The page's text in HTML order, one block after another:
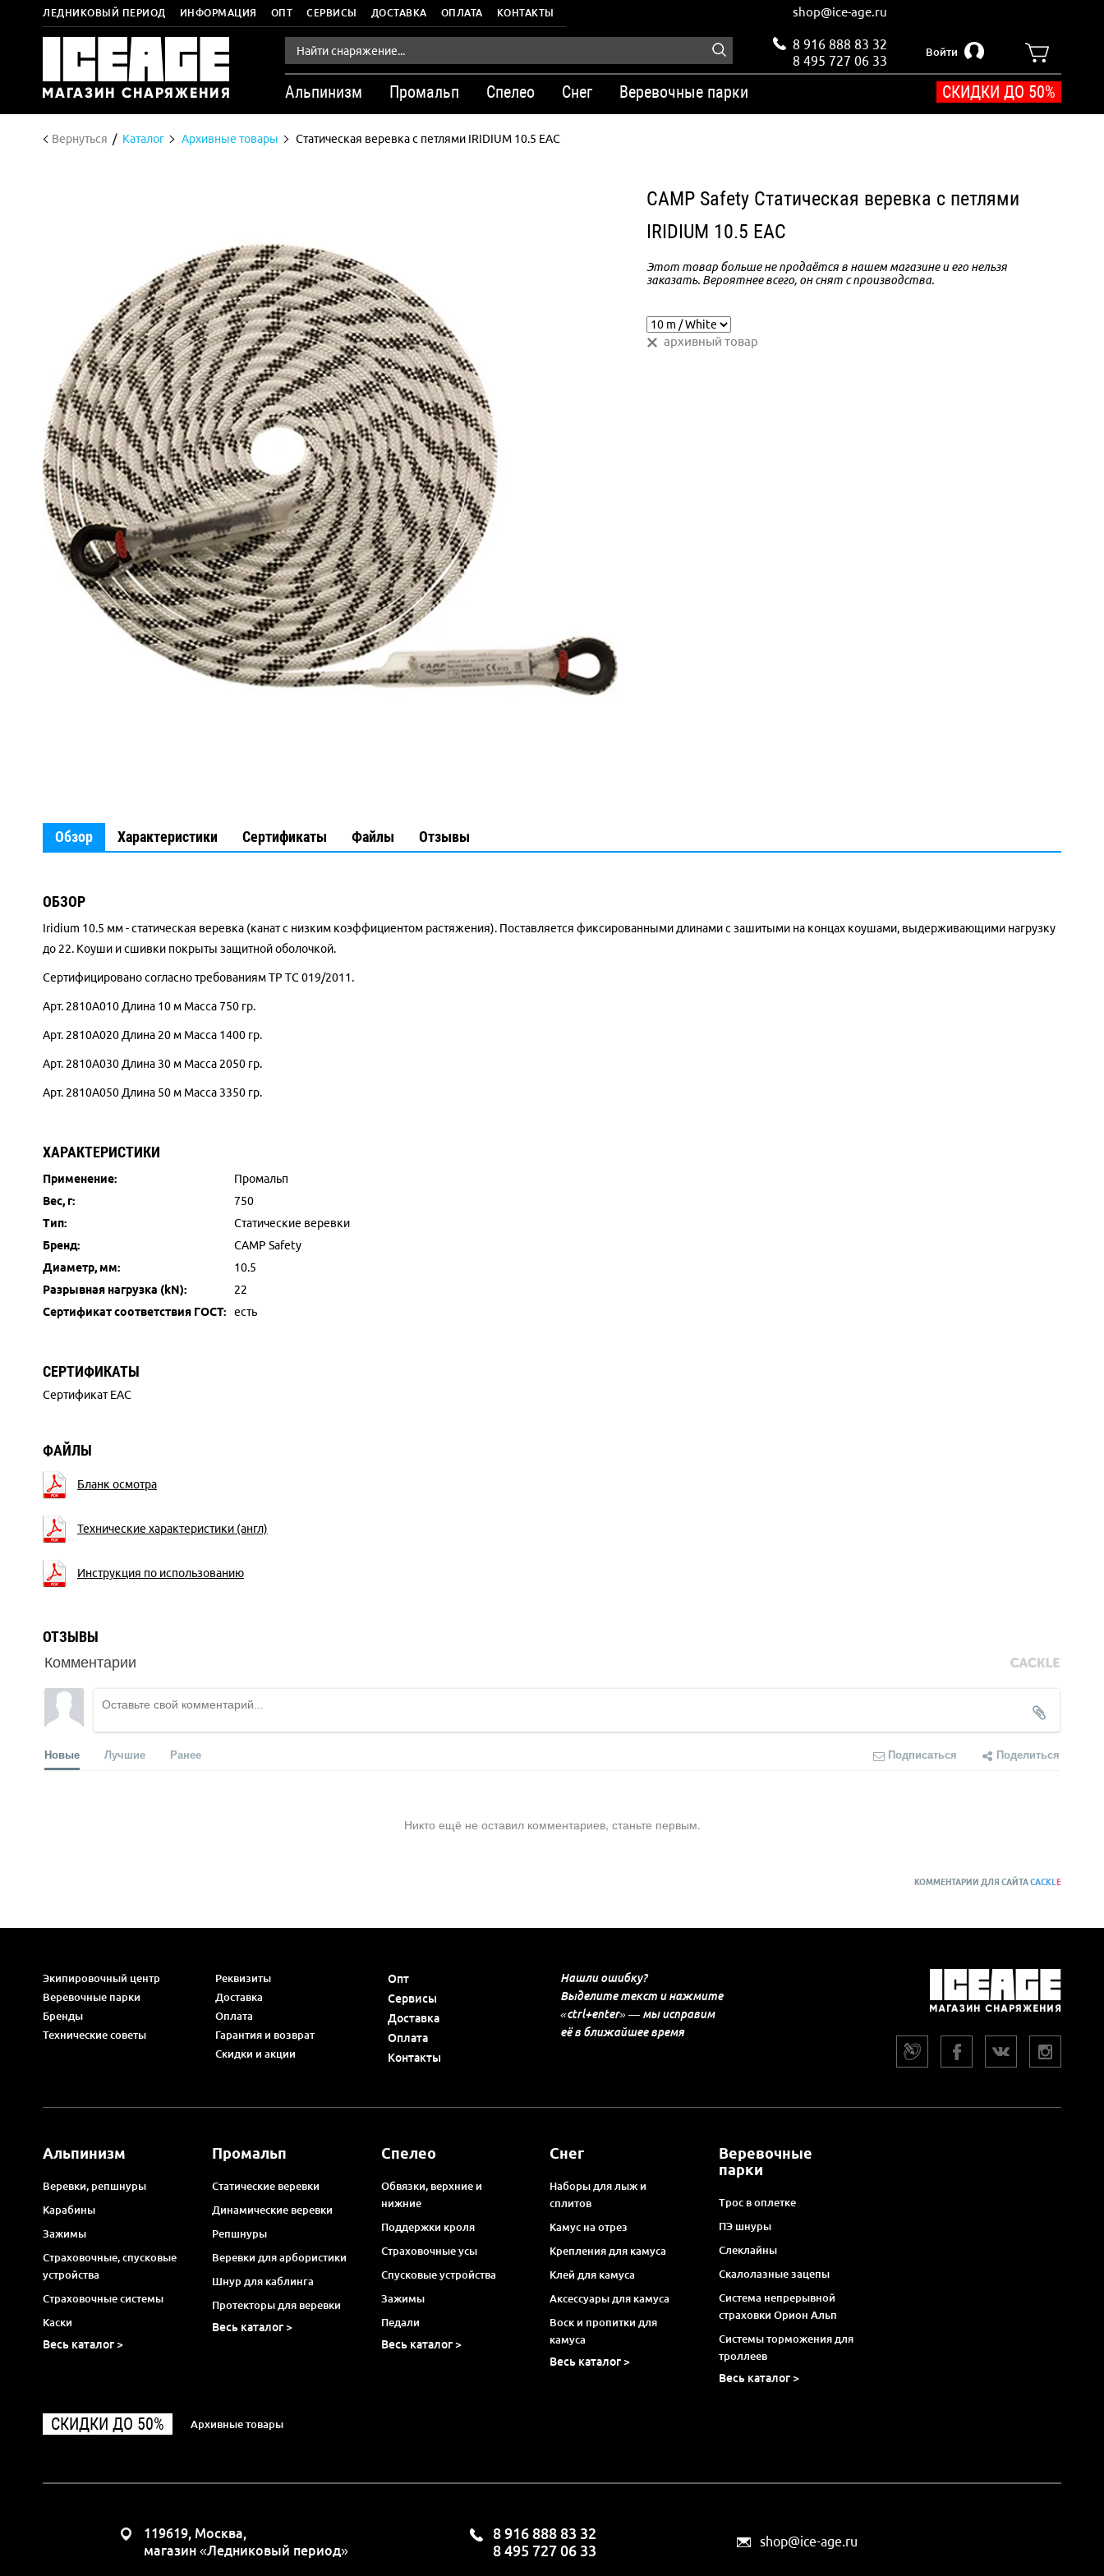
ЛЕДНИКОВЫЙ ПЕРИОД ИНФОРМАЦИЯ ОПТ СЕРВИСЫ ДОСТАВКА ОПЛАТА КОНТАКТЫ shop@ice-age.ru
8 916 888 83 32
8 495 727 06 33
Войти
Альпинизм Промальп Спелео Снег Веревочные парки СКИДКИ ДО 50%
Вернуться Каталог Архивные товары Статическая веревка с петлями IRIDIUM 10.5 EAC
CAMP Safety Статическая веревка с петлями
IRIDIUM 10.5 EAC
Этот товар больше не продаётся в нашем магазине и его нельзя
заказать. Вероятнее всего, он снят с производства.
архивный товар
Обзор Характеристики Сертификаты Файлы Отзывы
ОБЗОР
Iridium 10.5 мм - статическая веревка (канат с низким коэффициентом растяжения). Поставляется фиксированными длинами с зашитыми на концах коушами, выдерживающими нагрузку
до 22. Коуши и сшивки покрыты защитной оболочкой.
Сертифицировано согласно требованиям ТР ТС 019/2011.
Арт. 2810A010 Длина 10 м Масса 750 гр.
Арт. 2810A020 Длина 20 м Масса 1400 гр.
Арт. 2810A030 Длина 30 м Масса 2050 гр.
Арт. 2810A050 Длина 50 м Масса 3350 гр.
ХАРАКТЕРИСТИКИ
Применение:
Промальп
Вес, г:
750
Тип:
Статические веревки
Бренд:
CAMP Safety
Диаметр, мм:
10.5
Разрывная нагрузка (kN):
22
Сертификат соответствия ГОСТ:
есть
СЕРТИФИКАТЫ
Сертификат EAC
ФАЙЛЫ
Бланк осмотра
Технические характеристики (англ)
Инструкция по использованию
ОТЗЫВЫ
Комментарии
Новые Лучшие Ранее Подписаться Поделиться
Никто ещё не оставил комментариев, станьте первым.
КОММЕНТАРИИ ДЛЯ САЙТАCACKL E
Экипировочный центр
Веревочные парки
Бренды
Технические советы
Реквизиты
Доставка
Оплата
Гарантия и возврат
Скидки и акции
Опт
Сервисы
Доставка
Оплата
Контакты
Нашли ошибку?
Выделите текст и нажмите
«ctrl+enter» — мы исправим
её в ближайшее время
Альпинизм
Веревки, репшнуры
Карабины
Зажимы
Страховочные, спусковые
устройства
Страховочные системы
Каски
Весь каталог >
Промальп
Статические веревки
Динамические веревки
Репшнуры
Веревки для арбористики
Шнур для каблинга
Протекторы для веревки
Весь каталог >
Спелео
Обвязки, верхние и
нижние
Поддержки кроля
Страховочные усы
Спусковые устройства
Зажимы
Педали
Весь каталог >
Снег
Наборы для лыж и
сплитов
Камус на отрез
Крепления для камуса
Клей для камуса
Аксессуары для камуса
Воск и пропитки для
камуса
Весь каталог >
Веревочные
парки
Трос в оплетке
ПЭ шнуры
Слеклайны
Скалолазные зацепы
Система непрерывной
страховки Орион Альп
Системы торможения для
троллеев
Весь каталог >
СКИДКИ ДО 50% Архивные товары
119619, Москва,
магазин «Ледниковый период»
8 916 888 83 32
8 495 727 06 33
shop@ice-age.ru